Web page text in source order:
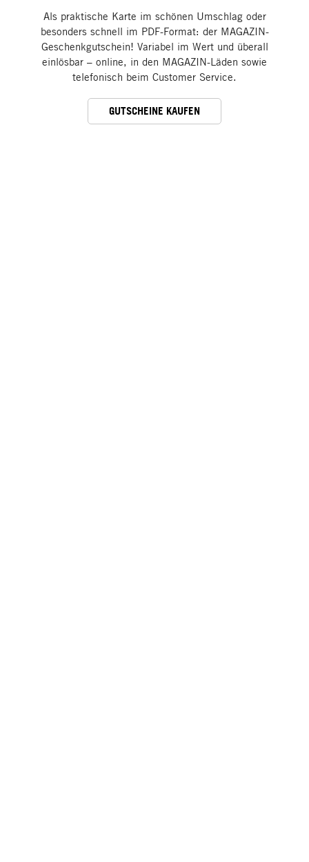
Als praktische Karte im schönen Umschlag oder
besonders schnell im PDF-Format: der MAGAZIN-
Geschenkgutschein! Variabel im Wert und überall
einlösbar – online, in den MAGAZIN-Läden sowie
telefonisch beim Customer Service.
GUTSCHEINE KAUFEN